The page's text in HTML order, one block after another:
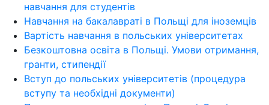
навчання для студентів
Навчання на бакалавраті в Польщі для іноземців
Вартість навчання в польських університетах
Безкоштовна освіта в Польщі. Умови отримання,
гранти, стипендії
Вступ до польських університетів (процедура
вступу та необхідні документи)